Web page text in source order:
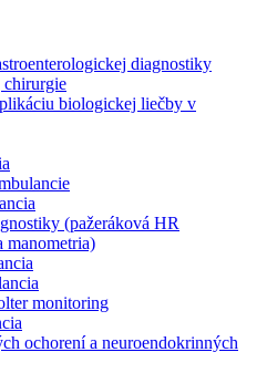
diagnostiky
chirurgie
biologickej liečby v
(pažeráková HR
manometria)
monitoring
ochorení a neuroendokrinných